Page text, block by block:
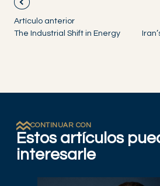
Artículo anterior
The Industrial Shift in Energy
CONTINUAR CON
Estos artículos
interesarle